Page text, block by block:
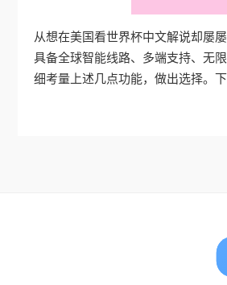
从想在美国看世界杯中文解说却屡
具备全球智能线路、多端支持、无
细考量上述几点功能，做出选择。